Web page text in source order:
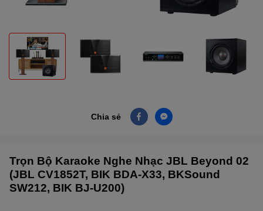
Chia sẻ
Trọn Bộ Karaoke Nghe Nhạc JBL Beyond 02
(JBL CV1852T, BIK BDA-X33, BKSound
SW212, BIK BJ-U200)